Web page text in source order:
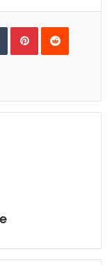
TumblrPinterestReddit